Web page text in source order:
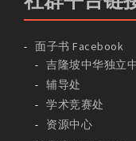
面子书 Facebook
吉隆坡中华独立
辅导处
学术竞赛处
资源中心